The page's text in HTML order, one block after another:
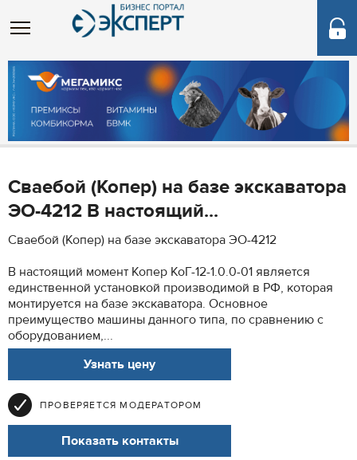
Сваебой (Копер) на базе экскаватора
ЭО-4212 В настоящий...
Сваебой (Копер) на базе экскаватора ЭО-4212
В настоящий момент Копер КоГ-12-1.0.0-01 является
единственной установкой производимой в РФ, которая
монтируется на базе экскаватора. Основное
преимущество машины данного типа, по сравнению с
оборудованием,...
Узнать цену
ПРОВЕРЯЕТСЯ МОДЕРАТОРОМ
Показать контакты